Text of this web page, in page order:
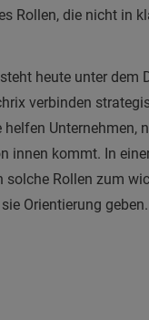
Rollen, die nicht in
heute unter dem
verbinden
Unternehmen,
innen kommt. In
solche Rollen zum
Orientierung geben.